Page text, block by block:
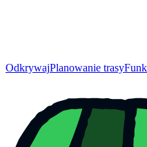
OdkrywajPlanowanie trasy